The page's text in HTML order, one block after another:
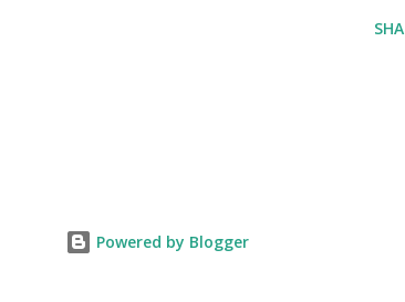
Powered by Blogger